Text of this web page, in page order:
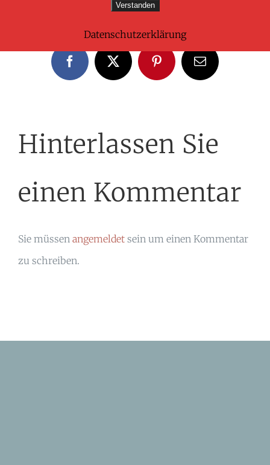
FacebookX PinterestE-
Mail
Hinterlassen Sie
einen Kommentar
Sie müssen angemeldet sein um einen Kommentar
zu schreiben.
Verstanden
Datenschutzerklärung